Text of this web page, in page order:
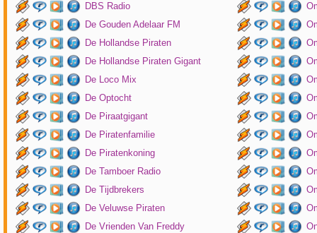
DBS Radio
De Gouden Adelaar FM
De Hollandse Piraten
De Hollandse Piraten Gigant
De Loco Mix
De Optocht
De Piraatgigant
De Piratenfamilie
De Piratenkoning
De Tamboer Radio
De Tijdbrekers
De Veluwse Piraten
De Vrienden Van Freddy